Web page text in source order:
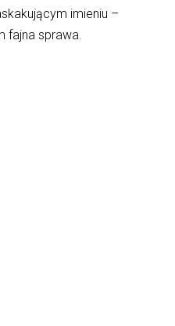
imieniu –
fajna sprawa.